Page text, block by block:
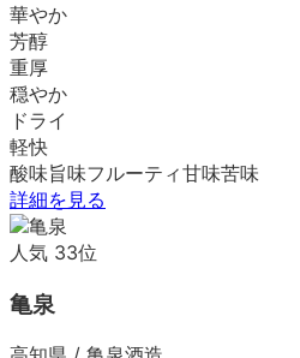
華やか
芳醇
重厚
穏やか
ドライ
軽快
酸味旨味フルーティ甘味苦味
詳細を見る
人気 33位
亀泉